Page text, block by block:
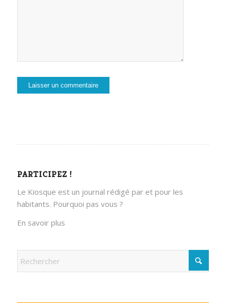
PARTICIPEZ !
Le Kiosque est un journal rédigé par et pour les
habitants. Pourquoi pas vous ?
En savoir plus